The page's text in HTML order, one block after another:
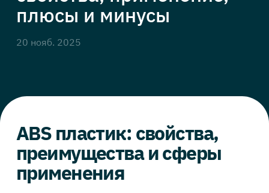
плюсы и минусы
20 нояб. 2025
ABS пластик: свойства,
преимущества и сферы
применения